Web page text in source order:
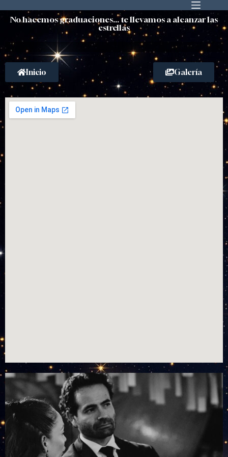
No hacemos graduaciones... te llevamos a alcanzar las
estrellas
Inicio Galería